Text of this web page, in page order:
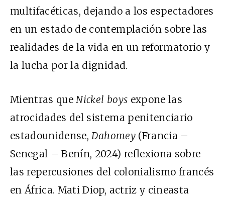
multifacéticas, dejando a los espectadores
en un estado de contemplación sobre las
realidades de la vida en un reformatorio y
la lucha por la dignidad.
Mientras queNickel boys expone las
atrocidades del sistema penitenciario
estadounidense,Dahomey(Francia –
Senegal – Benín, 2024) reflexiona sobre
las repercusiones del colonialismo francés
en África. Mati Diop, actriz y cineasta